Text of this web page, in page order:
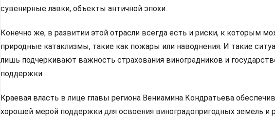
сувенирные лавки, объекты античной эпохи.
Конечно же, в развитии этой отрасли всегда есть и риски, к которым
природные катаклизмы, такие как пожары или наводнения. И такие
лишь подчеркивают важность страхования виноградников и
поддержки.
Краевая власть в лице главы региона Вениамина Кондратьева
хорошей мерой поддержки для освоения виноградопригодных земель и